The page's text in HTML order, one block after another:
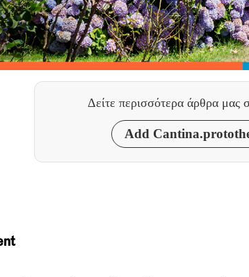
Δείτε περισσότερα άρθρα μας
Add